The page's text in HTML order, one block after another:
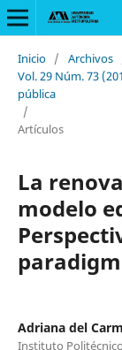
Inicio / Archivos
Vol. 29 Núm. 73
pública
/
Artículos
La
modelo
Adriana del
Instituto